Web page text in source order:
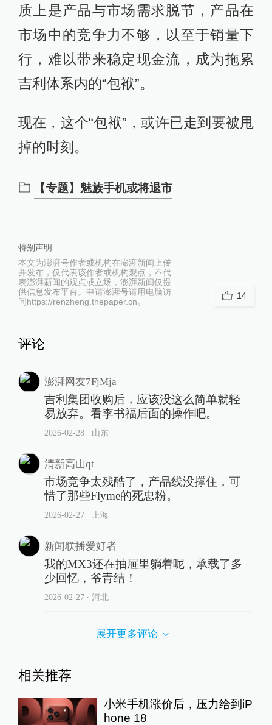
质上是产品与市场需求脱节，产品在
市场中的竞争力不够，以至于销量下
行，难以带来稳定现金流，成为拖累
吉利体系内的“包袱”。
现在，这个“包袱”，或许已走到要被甩
掉的时刻。
【专题】魅族手机或将退市
特别声明
本文为澎湃号作者或机构在澎湃新闻上传
并发布，仅代表该作者或机构观点，不代
表澎湃新闻的观点或立场，澎湃新闻仅提
供信息发布平台。申请澎湃号请用电脑访
问https://renzheng.thepaper.cn。
14
评论
澎湃网友7FjMja
吉利集团收购后，应该没这么简单就轻
易放弃。看李书福后面的操作吧。
2026-02-28∙ 山东
清新高山qt
市场竞争太残酷了，产品线没撑住，可
惜了那些Flyme的死忠粉。
2026-02-27∙ 上海
新闻联播爱好者
我的MX3还在抽屉里躺着呢，承载了多
少回忆，爷青结！
2026-02-27∙ 河北
展开更多评论
相关推荐
小米手机涨价后，压力给到iP
hone 18